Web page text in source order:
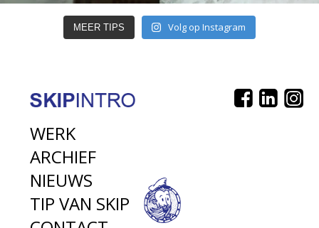
MEER TIPS Volg op Instagram
WERK
ARCHIEF
NIEUWS
TIP VAN SKIP